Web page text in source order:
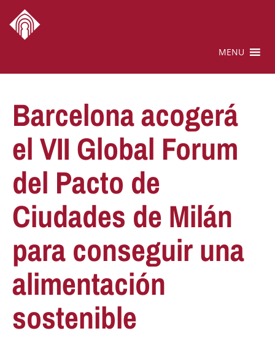
MENU
Barcelona acogerá
el VII Global Forum
del Pacto de
Ciudades de Milán
para conseguir una
alimentación
sostenible